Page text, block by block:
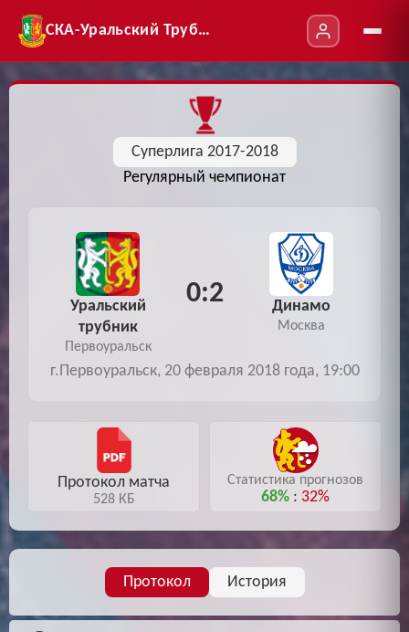
СКА-Уральский Трубник
Суперлига 2017-2018
Регулярный чемпионат
Уральский
трубник
Первоуральск
0:2 Динамо
Москва
г.Первоуральск, 20 февраля 2018 года, 19:00
Протокол матча
528 КБ
Статистика прогнозов
68% : 32%
Протокол История